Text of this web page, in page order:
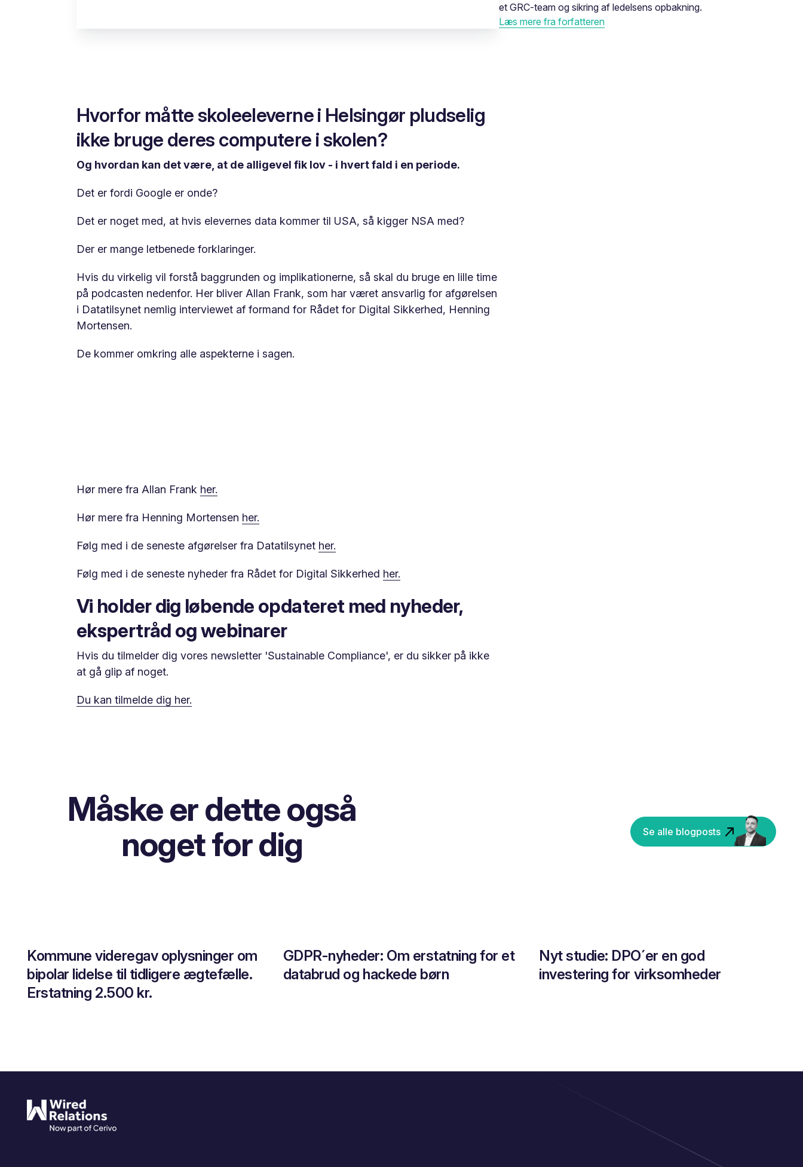
et GRC-team og sikring af ledelsens opbakning.
Læs mere fra forfatteren
Hvorfor måtte skoleeleverne i Helsingør pludselig
ikke bruge deres computere i skolen?
Og hvordan kan det være, at de alligevel fik lov - i hvert fald i en periode.
Det er fordi Google er onde?
Det er noget med, at hvis elevernes data kommer til USA, så kigger NSA med?
Der er mange letbenede forklaringer.
Hvis du virkelig vil forstå baggrunden og implikationerne, så skal du bruge en lille time
på podcasten nedenfor. Her bliver Allan Frank, som har været ansvarlig for afgørelsen
i Datatilsynet nemlig interviewet af formand for Rådet for Digital Sikkerhed, Henning
Mortensen.
De kommer omkring alle aspekterne i sagen.
Hør mere fra Allan Frank her.
Hør mere fra Henning Mortensen her.
Følg med i de seneste afgørelser fra Datatilsynet her.
Følg med i de seneste nyheder fra Rådet for Digital Sikkerhed her.
Vi holder dig løbende opdateret med nyheder,
ekspertråd og webinarer
Hvis du tilmelder dig vores newsletter 'Sustainable Compliance', er du sikker på ikke
at gå glip af noget.
Du kan tilmelde dig her.
Måske er dette også
noget for dig
Se alle blogposts
Kommune videregav oplysninger om
bipolar lidelse til tidligere ægtefælle.
Erstatning 2.500 kr.
GDPR-nyheder: Om erstatning for et
databrud og hackede børn
Nyt studie: DPO´er en god
investering for virksomheder